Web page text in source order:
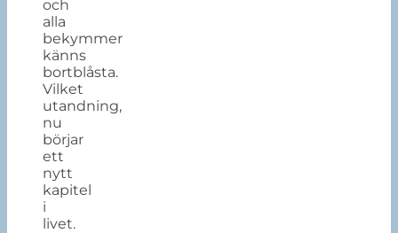
och
alla
bekymmer
känns
bortblåsta.
Vilket
utandning,
nu
börjar
ett
nytt
kapitel
i
livet.